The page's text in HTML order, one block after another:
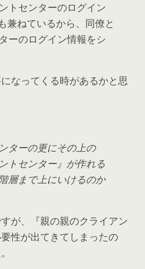
トセンターのログイン
兼ねているから、同僚と
ーのログイン情報をシ
なってくる時があるかと思
ターの更にその上の
トセンター』が作れる
層まで上にいけるのか
が、『親の親のクライアン
性が出てきてしまったの